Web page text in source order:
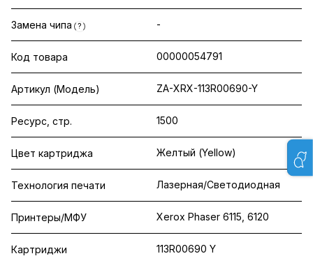
Замена чипа ? -
Код товара 00000054791
Артикул (Модель) ZA-XRX-113R00690-Y
Ресурс, стр. 1500
Цвет картриджа Желтый (Yellow)
Технология печати Лазерная/Светодиодная
Принтеры/МФУ Xerox Phaser 6115, 6120
Картриджи 113R00690 Y